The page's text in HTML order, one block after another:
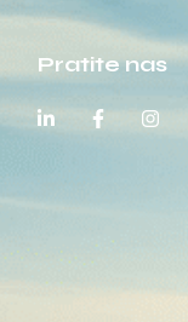
Pratite nas